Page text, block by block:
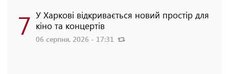
7 У Харкові відкривається новий простір для
кіно та концертів
06 серпня, 2026 - 17:31